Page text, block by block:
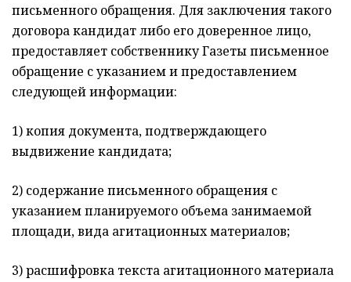
письменного обращения. Для заключения такого
договора кандидат либо его доверенное лицо,
предоставляет собственнику Газеты письменное
обращение с указанием и предоставлением
следующей информации:
1) копия документа, подтверждающего
выдвижение кандидата;
2) содержание письменного обращения с
указанием планируемого объема занимаемой
площади, вида агитационных материалов;
3) расшифровка текста агитационного материала